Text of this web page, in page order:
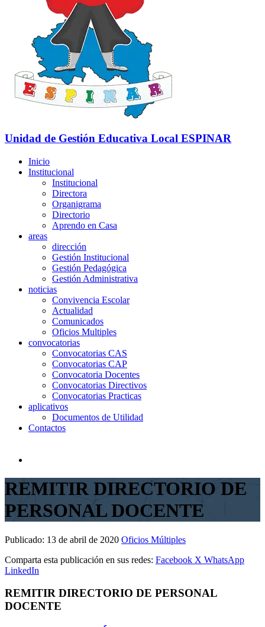
Unidad de Gestión Educativa Local ESPINAR
Inicio
Institucional
Institucional
Directora
Organigrama
Directorio
Aprendo en Casa
areas
dirección
Gestión Institucional
Gestión Pedagógica
Gestión Administrativa
noticias
Convivencia Escolar
Actualidad
Comunicados
Oficios Multiples
convocatorias
Convocatorias CAS
Convocatorias CAP
Convocatoria Docentes
Convocatorias Directivos
Convocatorias Practicas
aplicativos
Documentos de Utilidad
Contactos
REMITIR DIRECTORIO DE
PERSONAL DOCENTE
Publicado: 13 de abril de 2020 Oficios Múltiples
Comparta esta publicación en sus redes: Facebook X WhatsApp
LinkedIn
REMITIR DIRECTORIO DE PERSONAL
DOCENTE